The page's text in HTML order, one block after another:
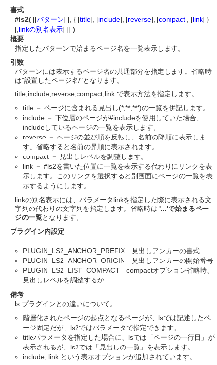
書式
#ls2( [[パターン] [, { [title], [include], [reverse], [compact], [link] }
[, linkの別名表示] ]] )
概要
指定したパターンで始まるページ名を一覧表示します。
引数
パターンには表示するページ名の共通部分を指定します。省略時
は"設置したページ名/"となります。
title,include,reverse,compact,link で表示方法を指定します。
title － ページに含まれる見出し(*,**,***)の一覧を併記します。
include － 下位層のページが#includeを使用していた場合、
includeしているページの一覧を表示します。
reverse － ページの並び順を反転し、名前の降順に表示しま
す。省略すると名前の昇順に表示されます。
compact － 見出しレベルを調整します。
link － #ls2を書いた位置に一覧を表示する代わりにリンクを表
示します。このリンクを選択すると別画面にページの一覧を表
示するようにします。
linkの別名表示には、パラメータlinkを指定した際に表示される文
字列の代わりの文字列を指定します。省略時は '...'で始まるペー
ジの一覧となります。
プラグイン内設定
PLUGIN_LS2_ANCHOR_PREFIX 見出しアンカーの書式
PLUGIN_LS2_ANCHOR_ORIGIN 見出しアンカーの開始番号
PLUGIN_LS2_LIST_COMPACT compactオプション省略時、
見出しレベルを調整するか
備考
ls プラグインとの違いについて。
階層化されたページの起点となるページが、lsでは記述したペ
ージ固定だが、ls2ではパラメータで指定できます。
titleパラメータを指定した場合に、lsでは「ページの一行目」が
表示されるが、ls2では「見出しの一覧」を表示します。
include, link という表示オプションが追加されています。